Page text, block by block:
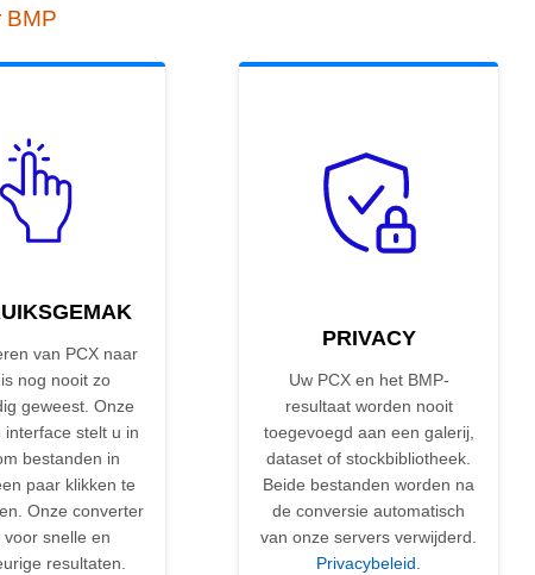
BMP
van PCX naar
nog nooit zo
geweest. Onze
interface stelt u in
bestanden in
paar klikken te
Onze converter
voor snelle en
resultaten.
PRIVACY
Uw PCX en het BMP-
resultaat worden nooit
toegevoegd aan een galerij,
dataset of stockbibliotheek.
Beide bestanden worden na
de conversie automatisch
van onze servers verwijderd.
Privacybeleid